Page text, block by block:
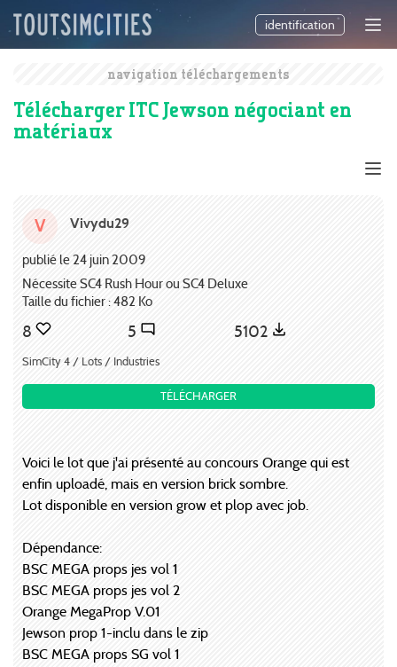
identification
navigation téléchargements
Télécharger ITC Jewson négociant en
matériaux
V Vivydu29
publié le 24 juin 2009
Nécessite SC4 Rush Hour ou SC4 Deluxe
Taille du fichier : 482 Ko
8 5 5102
SimCity 4 / Lots / Industries
TÉLÉCHARGER
Voici le lot que j'ai présenté au concours Orange qui est
enfin uploadé, mais en version brick sombre.
Lot disponible en version grow et plop avec job.
Dépendance:
BSC MEGA props jes vol 1
BSC MEGA props jes vol 2
Orange MegaProp V.01
Jewson prop 1-inclu dans le zip
BSC MEGA props SG vol 1